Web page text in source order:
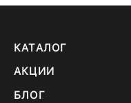
КАТАЛОГ
АКЦИИ
БЛОГ